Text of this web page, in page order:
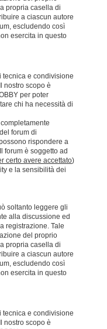
propria casella di
a ciascun autore
escludendo così
esercita in questo
tecnica e condivisione
nostro scopo è
per poter
chi ha necessità di
forum di
rispondere a
forum è soggetto ad
certo avere accettato)
e la sensibilità dei
soltanto leggere gli
alla discussione ed
registrazione. Tale
del proprio
propria casella di
a ciascun autore
escludendo così
esercita in questo
tecnica e condivisione
nostro scopo è